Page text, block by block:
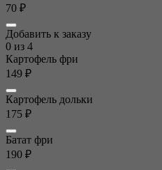
70 ₽
Добавить к заказу
0 из 4
Картофель фри
149 ₽
Картофель дольки
175 ₽
Батат фри
190 ₽